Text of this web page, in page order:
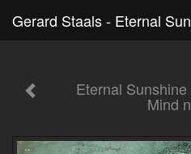
Eternal
Mind